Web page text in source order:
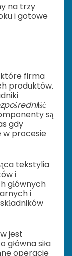
na trzy
i gotowe
które firma
produktów.
iść
są
gdy
w procesie
tekstylia
i
głównych
i
jest
główna siła
operacje